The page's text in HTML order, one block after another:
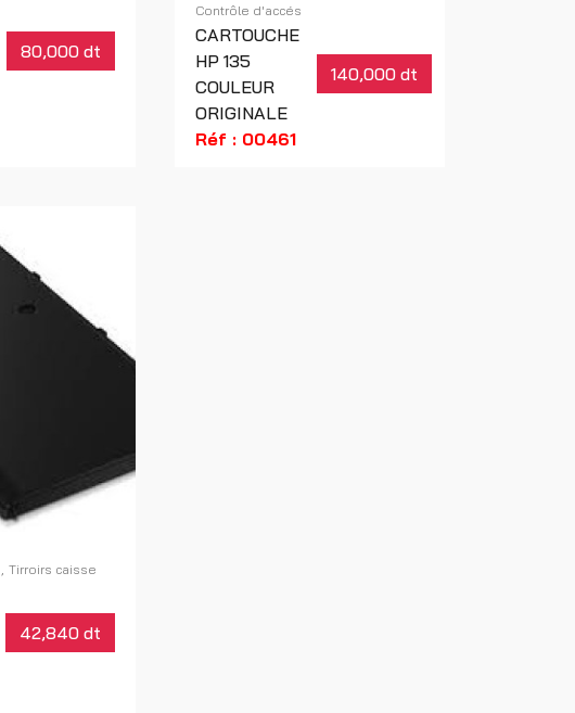
80,000 dt
Contrôle d'accés
CARTOUCHE
HP 135
COULEUR
ORIGINALE
140,000 dt
Réf : 00461
Tirroirs caisse
42,840 dt